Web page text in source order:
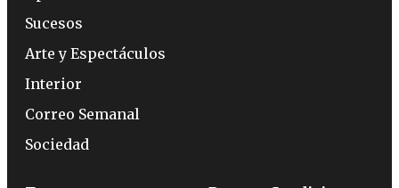
Sucesos
Arte y Espectáculos
Interior
Correo Semanal
Sociedad